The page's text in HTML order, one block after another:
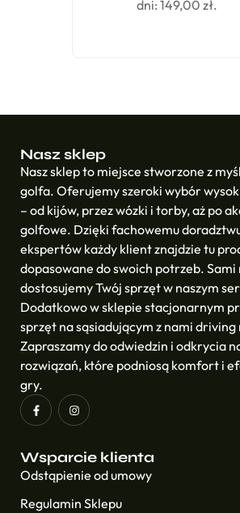
dni: 149,00 zł.
Nasz sklep
Nasz sklep to miejsce stworzone z
golfa. Oferujemy szeroki wybór
– od kijów, przez wózki i torby, aż po
golfowe. Dzięki fachowemu
ekspertów każdy klient znajdzie tu
dopasowane do swoich potrzeb.
dostosujemy Twój sprzęt w naszym
Dodatkowo w sklepie stacjonarnym
sprzęt na sąsiadującym z nami driving
Zapraszamy do odwiedzin i odkrycia
rozwiązań, które podniosą komfort i
gry.
Wsparcie klienta
Odstąpienie od umowy
Regulamin Sklepu